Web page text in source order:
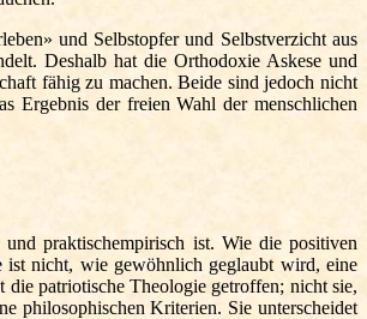
und Selbstopfer und Selbstverzicht aus
Deshalb hat die Orthodoxie Askese und
fähig zu machen. Beide sind jedoch nicht
Ergebnis der freien Wahl der menschlichen
praktischempirisch ist. Wie die positiven
ist nicht, wie gewöhnlich geglaubt wird, eine
patriotische Theologie getroffen; nicht sie,
philosophischen Kriterien. Sie unterscheidet